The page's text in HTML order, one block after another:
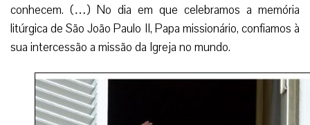
conhecem. (…) No dia em que celebramos a memória
litúrgica de São João Paulo II, Papa missionário, confiamos à
sua intercessão a missão da Igreja no mundo.